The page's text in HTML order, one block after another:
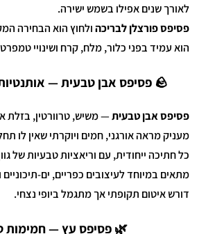
לאורך שנים אפילו בשמש ישירה.
פסיפס פורצלן לבריכהולחוץ הוא הבחירה
הוא עמיד בפני כלור, מלח, קרח ושינויי
🪨 פסיפס אבן טבעית — אותנטיות שלא משתנה
פסיפס אבן טבעית— משיש, טרוורטין, בזלת
מעניק מראה אורגני, חמים ויוקרתי שאין לו
כל חתיכה ייחודית, עם וריאציות טבעיות של
מתאים במיוחד לעיצובים כפריים, ים-תיכוניים
דורש איטום תקופתי אך מתגמל ביופי נצחי.
🌿 פסיפס עץ — חמימות